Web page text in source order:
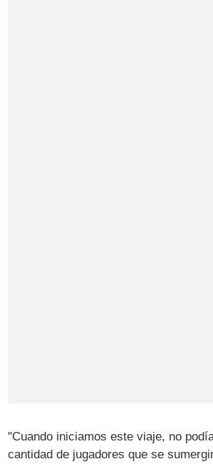
"Cuando iniciamos este viaje, no
cantidad de jugadores que se